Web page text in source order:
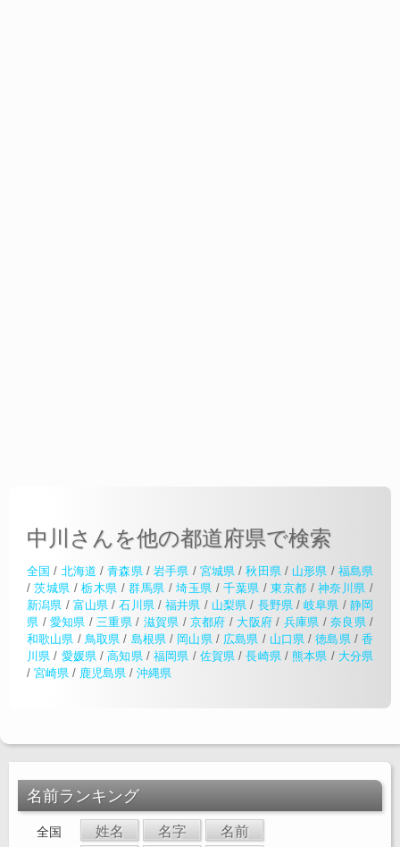
中川さんを他の都道府県で検索
全国 / 北海道 /青森県/ 岩手県 / 宮城県 /秋田県/ 山形県 / 福島県
/茨城県 /栃木県 /群馬県 /埼玉県 /千葉県 /東京都 /神奈川県 /
新潟県 / 富山県 /石川県/福井県 / 山梨県 / 長野県/岐阜県 / 静岡
県 / 愛知県 /三重県 / 滋賀県 / 京都府 / 大阪府 / 兵庫県 / 奈良県/
和歌山県 / 鳥取県 / 島根県/ 岡山県/ 広島県 / 山口県 /徳島県/香
川県 / 愛媛県/高知県/ 福岡県 / 佐賀県 /長崎県/熊本県 / 大分県
/ 宮崎県 / 鹿児島県 / 沖縄県
名前ランキング
全国 姓名 名字 名前